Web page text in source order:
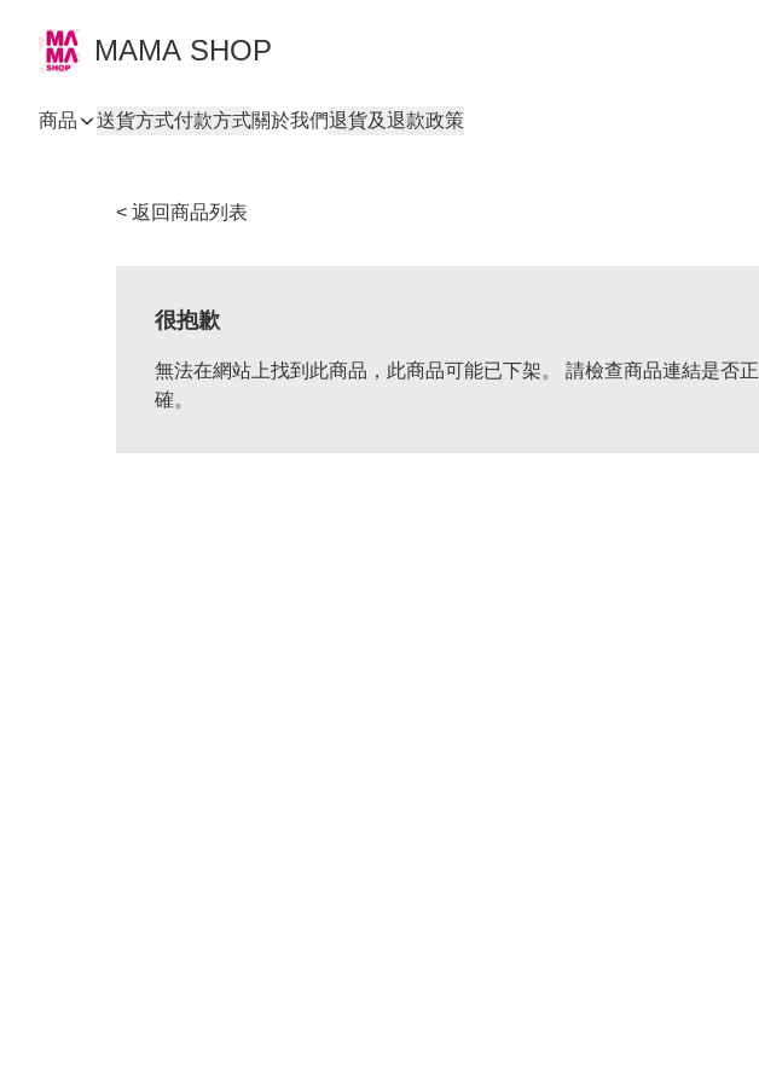
MAMA SHOP
商品 送貨方式付款方式關於我們退貨及退款政策
< 返回商品列表
很抱歉
無法在網站上找到此商品，此商品可能已下架。 請檢查商品連結是否正
確。